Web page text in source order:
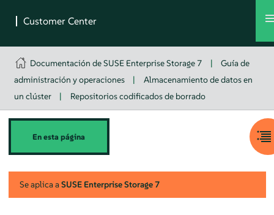
Documentación de SUSE Enterprise Storage 7 |
Guía de
administración y operaciones
|
Almacenamiento de datos en
un clúster
| Repositorios codificados de borrado
En esta página
Se aplica aSUSE Enterprise Storage7